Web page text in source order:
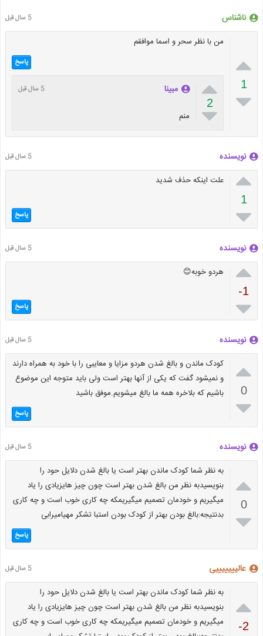
ناشناس 5 سال قبل

1

من با نظر سحر و اسما موافقم
پاسخ

2

مبینا 5 سال قبل
منم
نویسنده 5 سال قبل

1

علت اینکه حذف شدید
پاسخ
نویسنده 5 سال قبل

-1

هردو خوبه😊
پاسخ
نویسنده 5 سال قبل

0

کودک ماندن و بالغ شدن هردو مزایا و معایبی را با خود به همراه دارند
و نمیشود گفت که یکی از آنها بهتر است ولی باید متوجه این موضوع
باشیم که بلاخره همه ما بالغ میشویم.موفق باشید
پاسخ
نویسنده 5 سال قبل

0

به نظر شما کودک ماندن بهتر است یا بالغ شدن دلایل حود را
بنویسیدبه نظر من بالغ شدن بهتر است چون چیز هایزیادی را یاد
میگیریم و خودمان تصمیم میگیریمکه چه کاری خوب است و چه کاری
بدنتیجه:بالغ بودن بهتر از کودک بودن استبا تشکر مهیامیرابی
پاسخ
عالیییییییی 5 سال قبل

-2
به نظر شما کودک ماندن بهتر است یا بالغ شدن دلایل حود را
بنویسیدبه نظر من بالغ شدن بهتر است چون چیز هایزیادی را یاد
میگیریم و خودمان تصمیم میگیریمکه چه کاری خوب است و چه کاری